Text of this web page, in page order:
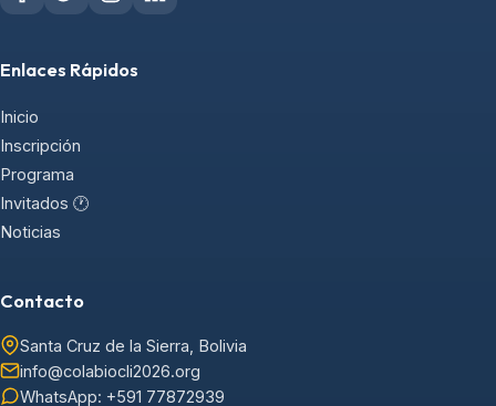
Enlaces Rápidos
Inicio
Inscripción
Programa
Invitados 🕐
Noticias
Contacto
Santa Cruz de la Sierra, Bolivia
info@colabiocli2026.org
WhatsApp: +591 77872939